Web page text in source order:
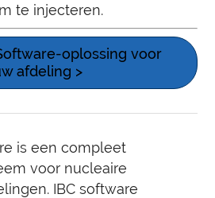
te injecteren.
oplossing voor
afdeling >
is een compleet
voor nucleaire
IBC software